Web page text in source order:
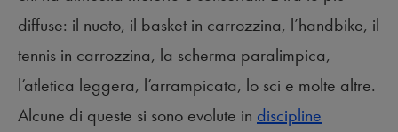
diffuse: il nuoto, il basket in carrozzina, l’handbike, il
tennis in carrozzina, la scherma paralimpica,
l’atletica leggera, l’arrampicata, lo sci e molte altre.
Alcune di queste si sono evolute in discipline